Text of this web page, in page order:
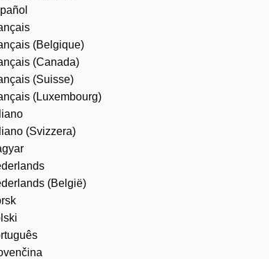
(Belgique)
(Canada)
(Suisse)
(Luxembourg)
(Svizzera)
(België)